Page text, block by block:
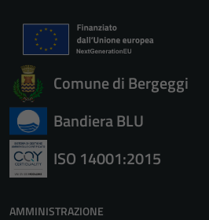
Comune di Bergeggi
Bandiera BLU
ISO 14001:2015
AMMINISTRAZIONE